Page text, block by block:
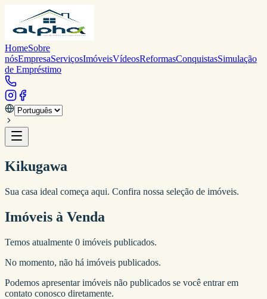
HomeSobre
nósEmpresaServiçosImóveisVídeosReformasConquistasSimulação
de Empréstimo
Kikugawa
Sua casa ideal começa aqui. Confira nossa seleção de imóveis.
Imóveis à Venda
Temos atualmente 0 imóveis publicados.
No momento, não há imóveis publicados.
Podemos apresentar imóveis não publicados se você entrar em
contato conosco diretamente.